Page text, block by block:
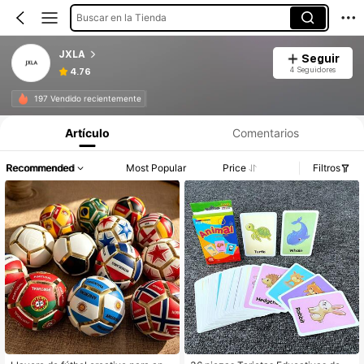
Buscar en la Tienda
JXLA
4.76
Seguir
4 Seguidores
197 Vendido recientemente
Artículo Comentarios
Recommended Most Popular Price Filtros